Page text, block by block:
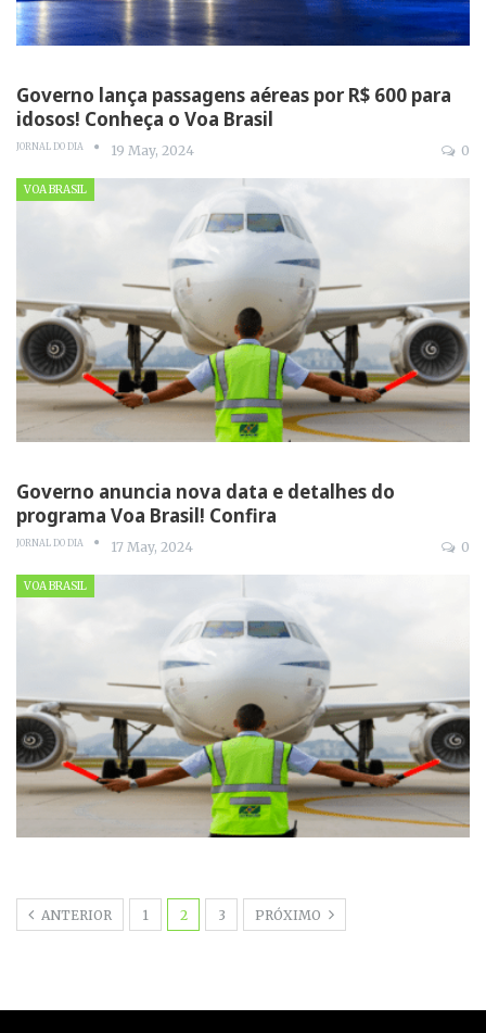
Governo lança passagens aéreas por R$ 600 para
idosos! Conheça o Voa Brasil
JORNAL DO DIA 19 May, 2024 0
VOA BRASIL
Governo anuncia nova data e detalhes do
programa Voa Brasil! Confira
JORNAL DO DIA 17 May, 2024 0
VOA BRASIL
ANTERIOR 1 2 3 PRÓXIMO